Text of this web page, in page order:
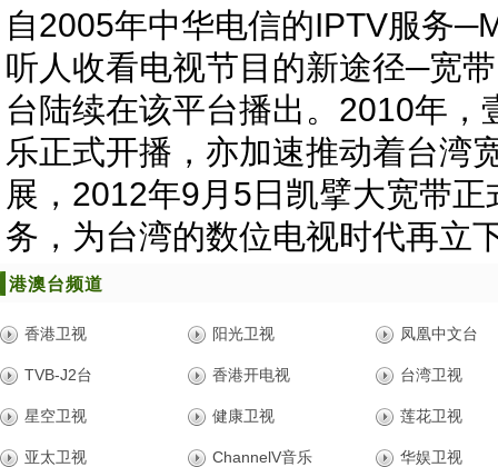
自2005年中华电信的IPTV服务
听人收看电视节目的新途径─宽
台陆续在该平台播出。2010年
乐正式开播，亦加速推动着台湾
展，2012年9月5日凯擘大宽带
务，为台湾的数位电视时代再立
港澳台频道
香港卫视 阳光卫视 凤凰中文台
TVB-J2台 香港开电视 台湾卫视
星空卫视 健康卫视 莲花卫视
亚太卫视 ChannelV音乐 华娱卫视